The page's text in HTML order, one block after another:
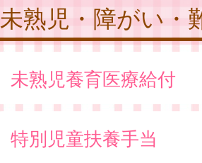
未熟児・障がい・
未熟児養育医療給付
特別児童扶養手当